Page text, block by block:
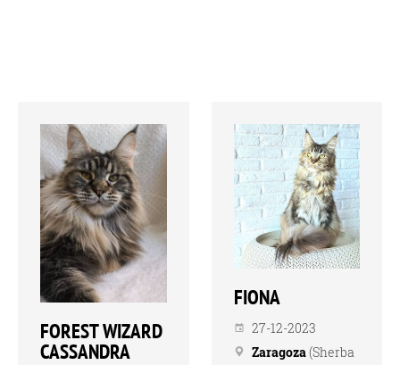
FOREST WIZARD
CASSANDRA
FIONA
27-12-2023
Zaragoza(Sherba